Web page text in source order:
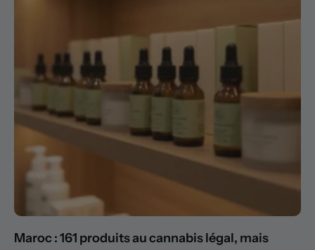
Maroc : 161 produits au cannabis légal, mais